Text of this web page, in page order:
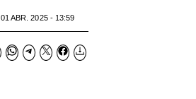
01 ABR. 2025 - 13:59